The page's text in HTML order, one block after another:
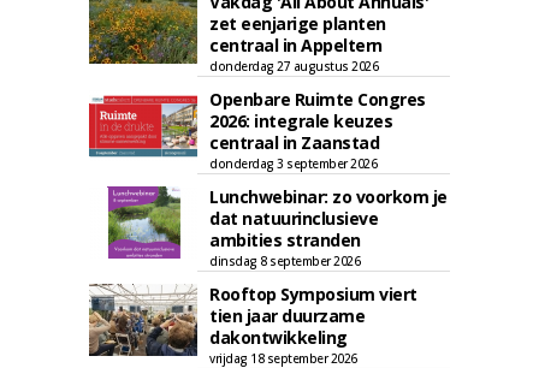
zet eenjarige planten
centraal in Appeltern
donderdag 27 augustus 2026
Openbare Ruimte Congres
2026: integrale keuzes
centraal in Zaanstad
donderdag 3 september 2026
Lunchwebinar: zo voorkom je
dat natuurinclusieve
ambities stranden
dinsdag 8 september 2026
Rooftop Symposium viert
tien jaar duurzame
dakontwikkeling
vrijdag 18 september 2026